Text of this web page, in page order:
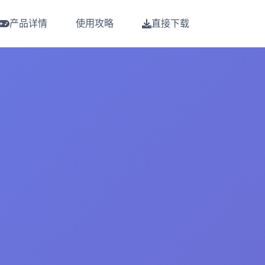
产品详情 使用攻略 直接下载